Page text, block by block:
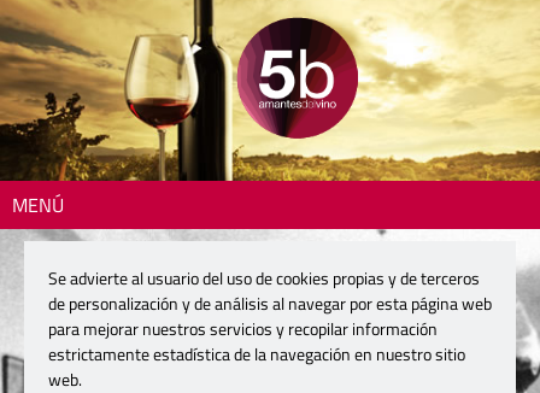
MENÚ
Se advierte al usuario del uso de cookies propias y de terceros
de personalización y de análisis al navegar por esta página web
para mejorar nuestros servicios y recopilar información
estrictamente estadística de la navegación en nuestro sitio
web.